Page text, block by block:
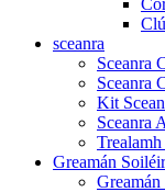
sceanra
Sceanra
Sceanra
Kit
Sceanra
Greamán